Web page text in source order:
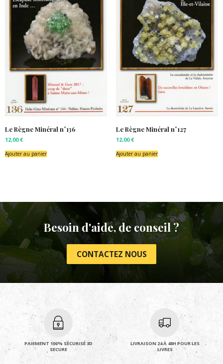
Le Règne Minéral n°136
12,00€
Ajouter au panier
Le Règne Minéral n°127
12,00€
Ajouter au panier
Besoin d'aide, de conseil ?
CONTACTEZ NOUS
PAIEMENT 100% SÉCURISÉ 3D
SECURE
LIVRAISON 24 À 48H POUR LES
LIVRES